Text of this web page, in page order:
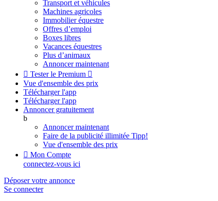
Transport et véhicules
Machines agricoles
Immobilier équestre
Offres d’emploi
Boxes libres
Vacances équestres
Plus d’animaux
Annoncer maintenant
 Tester le Premium 
Vue d'ensemble des prix
Télécharger l'app
Télécharger l'app
Annoncer gratuitement
b
Annoncer maintenant
Faire de la publicité illimitée Tipp!
Vue d'ensemble des prix
 Mon Compte
connectez-vous ici
Déposer votre annonce
Se connecter